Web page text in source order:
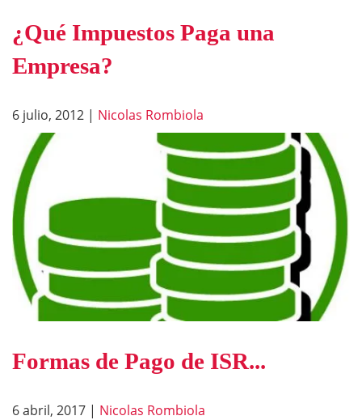
¿Qué Impuestos Paga una
Empresa?
6 julio, 2012 | Nicolas Rombiola
Formas de Pago de ISR...
6 abril, 2017 | Nicolas Rombiola